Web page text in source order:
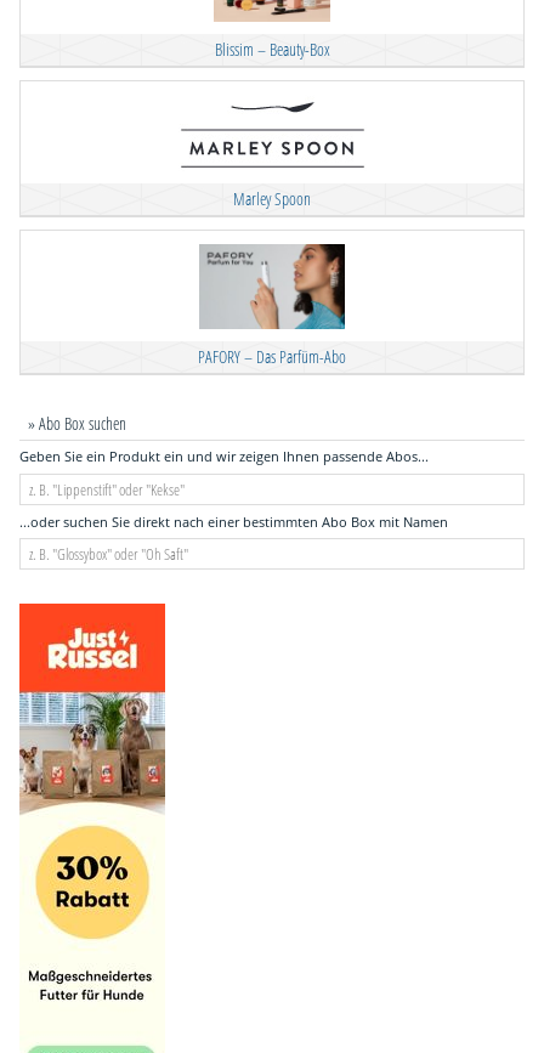
Blissim – Beauty-Box
Marley Spoon
PAFORY – Das Parfüm-Abo
» Abo Box suchen
Geben Sie ein Produkt ein und wir zeigen Ihnen passende Abos...
...oder suchen Sie direkt nach einer bestimmten Abo Box mit Namen